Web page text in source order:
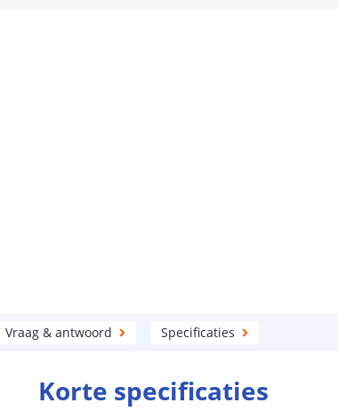
Vraag & antwoord Specificaties
Korte specificaties